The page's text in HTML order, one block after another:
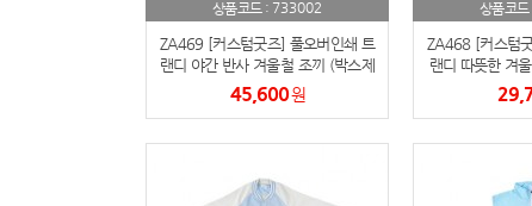
상품코드 : 733002
ZA469 [커스텀굿즈] 풀오버인쇄 트
랜디 야간 반사 겨울철 조끼 (박스제
작가능)
45,600원
상품코드
ZA468 [커스텀
랜디 따뜻한 겨